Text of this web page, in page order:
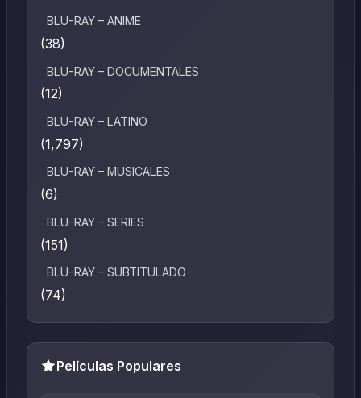
BLU-RAY – ANIME
(38)
BLU-RAY – DOCUMENTALES
(12)
BLU-RAY – LATINO
(1,797)
BLU-RAY – MUSICALES
(6)
BLU-RAY – SERIES
(151)
BLU-RAY – SUBTITULADO
(74)
Películas Populares